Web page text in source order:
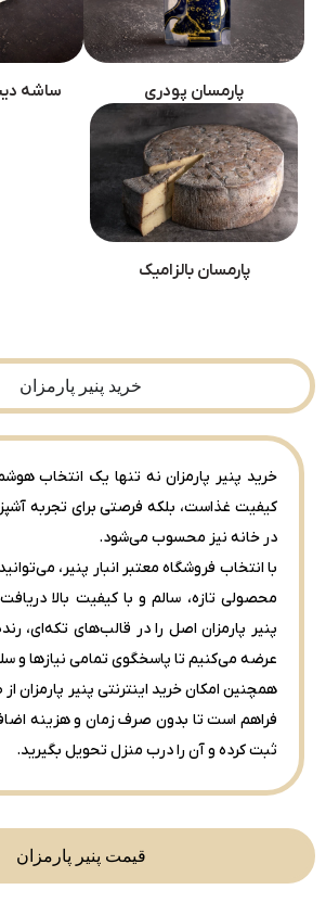
پارمسان پودری ساشه
پارمسان بالزامیک
خرید پنیر پارمزان
خرید پنیر پارمزان نه تنها یک انتخاب
کیفیت غذاست، بلکه فرصتی برای تجربه
در خانه نیز محسوب می‌شود.
با انتخاب فروشگاه معتبر انبار پنیر،
محصولی تازه، سالم و با کیفیت بالا
پنیر پارمزان اصل را در قالب‌های تکه‌ای،
عرضه می‌کنیم تا پاسخگوی تمامی نیازها و
همچنین امکان خرید اینترنتی پنیر پارمزان
فراهم است تا بدون صرف زمان و هزینه
ثبت کرده و آن را درب منزل تحویل بگیرید.
قیمت پنیر پارمزان